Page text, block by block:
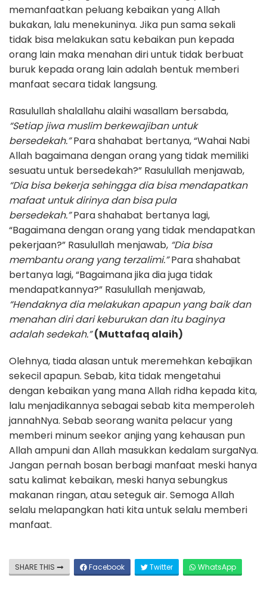
memanfaatkan peluang kebaikan yang Allah
bukakan, lalu menekuninya. Jika pun sama sekali
tidak bisa melakukan satu kebaikan pun kepada
orang lain maka menahan diri untuk tidak berbuat
buruk kepada orang lain adalah bentuk memberi
manfaat secara tidak langsung.
Rasulullah shalallahu alaihi wasallam bersabda,
“Setiap jiwa muslim berkewajiban untuk
bersedekah.”Para shahabat bertanya, “Wahai Nabi
Allah bagaimana dengan orang yang tidak memiliki
sesuatu untuk bersedekah?” Rasulullah menjawab,
“Dia bisa bekerja sehingga dia bisa mendapatkan
mafaat untuk dirinya dan bisa pula
bersedekah.”Para shahabat bertanya lagi,
“Bagaimana dengan orang yang tidak mendapatkan
pekerjaan?” Rasulullah menjawab, “Dia bisa
membantu orang yang terzalimi.”Para shahabat
bertanya lagi, “Bagaimana jika dia juga tidak
mendapatkannya?” Rasulullah menjawab,
“Hendaknya dia melakukan apapun yang baik dan
menahan diri dari keburukan dan itu baginya
adalah sedekah.” (Muttafaq alaih)
Olehnya, tiada alasan untuk meremehkan kebajikan
sekecil apapun. Sebab, kita tidak mengetahui
dengan kebaikan yang mana Allah ridha kepada kita,
lalu menjadikannya sebagai sebab kita memperoleh
jannahNya. Sebab seorang wanita pelacur yang
memberi minum seekor anjing yang kehausan pun
Allah ampuni dan Allah masukkan kedalam surgaNya.
Jangan pernah bosan berbagi manfaat meski hanya
satu kalimat kebaikan, meski hanya sebungkus
makanan ringan, atau seteguk air. Semoga Allah
selalu melapangkan hati kita untuk selalu memberi
manfaat.
SHARE THIS Facebook Twitter WhatsApp